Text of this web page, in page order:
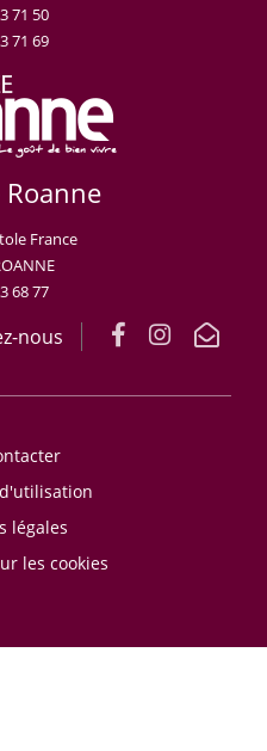
71 50
71 69
France
68 77
nous
légales
les cookies